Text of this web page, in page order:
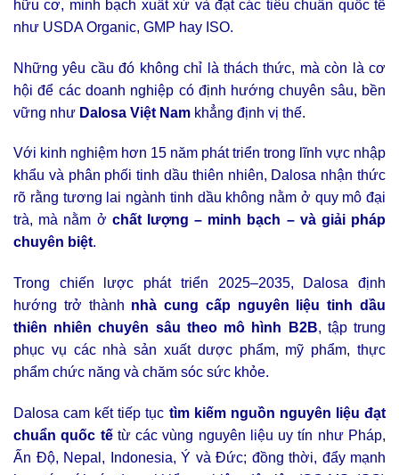
hữu cơ, minh bạch xuất xứ và đạt các tiêu chuẩn quốc tế
như USDA Organic, GMP hay ISO.
Những yêu cầu đó không chỉ là thách thức, mà còn là cơ
hội để các doanh nghiệp có định hướng chuyên sâu, bền
vững như Dalosa Việt Nam khẳng định vị thế.
Với kinh nghiệm hơn 15 năm phát triển trong lĩnh vực nhập
khẩu và phân phối tinh dầu thiên nhiên, Dalosa nhận thức
rõ rằng tương lai ngành tinh dầu không nằm ở quy mô đại
trà, mà nằm ở chất lượng – minh bạch – và giải pháp
chuyên biệt.
Trong chiến lược phát triển 2025–2035, Dalosa định
hướng trở thành nhà cung cấp nguyên liệu tinh dầu
thiên nhiên chuyên sâu theo mô hình B2B, tập trung
phục vụ các nhà sản xuất dược phẩm, mỹ phẩm, thực
phẩm chức năng và chăm sóc sức khỏe.
Dalosa cam kết tiếp tục tìm kiếm nguồn nguyên liệu đạt
chuẩn quốc tếtừ các vùng nguyên liệu uy tín như Pháp,
Ấn Độ, Nepal, Indonesia, Ý và Đức; đồng thời, đẩy mạnh